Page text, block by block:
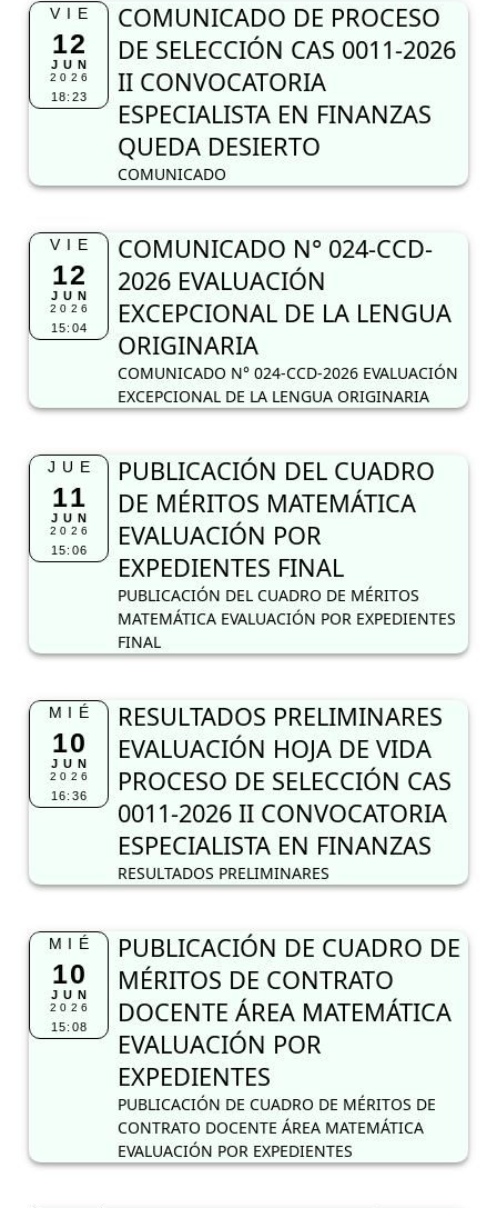
VIE
12
JUN
2026
18:23
COMUNICADO DE PROCESO
DE SELECCIÓN CAS 0011-2026
II CONVOCATORIA
ESPECIALISTA EN FINANZAS
QUEDA DESIERTO
COMUNICADO
VIE
12
JUN
2026
15:04
COMUNICADO N° 024-CCD-
2026 EVALUACIÓN
EXCEPCIONAL DE LA LENGUA
ORIGINARIA
COMUNICADO N° 024-CCD-2026 EVALUACIÓN
EXCEPCIONAL DE LA LENGUA ORIGINARIA
JUE
11
JUN
2026
15:06
PUBLICACIÓN DEL CUADRO
DE MÉRITOS MATEMÁTICA
EVALUACIÓN POR
EXPEDIENTES FINAL
PUBLICACIÓN DEL CUADRO DE MÉRITOS
MATEMÁTICA EVALUACIÓN POR EXPEDIENTES
FINAL
MIÉ
10
JUN
2026
16:36
RESULTADOS PRELIMINARES
EVALUACIÓN HOJA DE VIDA
PROCESO DE SELECCIÓN CAS
0011-2026 II CONVOCATORIA
ESPECIALISTA EN FINANZAS
RESULTADOS PRELIMINARES
MIÉ
10
JUN
2026
15:08
PUBLICACIÓN DE CUADRO DE
MÉRITOS DE CONTRATO
DOCENTE ÁREA MATEMÁTICA
EVALUACIÓN POR
EXPEDIENTES
PUBLICACIÓN DE CUADRO DE MÉRITOS DE
CONTRATO DOCENTE ÁREA MATEMÁTICA
EVALUACIÓN POR EXPEDIENTES